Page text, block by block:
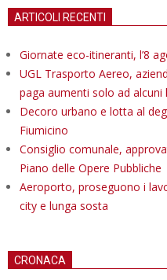
ARTICOLI RECENTI
Giornate eco-itineranti, l’8
UGL Trasporto Aereo,
paga aumenti solo ad alcuni
Decoro urbano e lotta al
Fiumicino
Consiglio comunale,
Piano delle Opere Pubbliche
Aeroporto, proseguono i
city e lunga sosta
CRONACA